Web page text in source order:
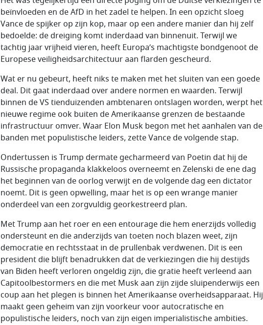
beïnvloeden en de AfD in het zadel te helpen. In een opzicht sloeg
Vance de spijker op zijn kop, maar op een andere manier dan hij zelf
bedoelde: de dreiging komt inderdaad van binnenuit. Terwijl we
tachtig jaar vrijheid vieren, heeft Europa’s machtigste bondgenoot de
Europese veiligheidsarchitectuur aan flarden gescheurd.
Wat er nu gebeurt, heeft niks te maken met het sluiten van een goede
deal. Dit gaat inderdaad over andere normen en waarden. Terwijl
binnen de VS tienduizenden ambtenaren ontslagen worden, werpt het
nieuwe regime ook buiten de Amerikaanse grenzen de bestaande
infrastructuur omver. Waar Elon Musk begon met het aanhalen van de
banden met populistische leiders, zette Vance de volgende stap.
Ondertussen is Trump dermate gecharmeerd van Poetin dat hij de
Russische propaganda klakkeloos overneemt en Zelenski de ene dag
het beginnen van de oorlog verwijt en de volgende dag een dictator
noemt. Dit is geen opwelling, maar het is op een wrange manier
onderdeel van een zorgvuldig georkestreerd plan.
Met Trump aan het roer en een entourage die hem enerzijds volledig
ondersteunt en die anderzijds van toeten noch blazen weet, zijn
democratie en rechtsstaat in de prullenbak verdwenen. Dit is een
president die blijft benadrukken dat de verkiezingen die hij destijds
van Biden heeft verloren ongeldig zijn, die gratie heeft verleend aan
Capitoolbestormers en die met Musk aan zijn zijde sluipenderwijs een
coup aan het plegen is binnen het Amerikaanse overheidsapparaat. Hij
maakt geen geheim van zijn voorkeur voor autocratische en
populistische leiders, noch van zijn eigen imperialistische ambities.